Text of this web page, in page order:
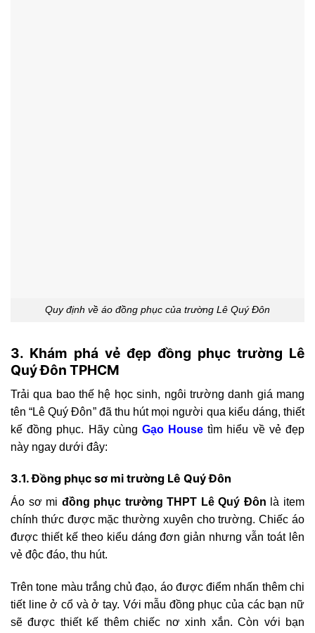
Quy định về áo đồng phục của trường Lê Quý Đôn
3. Khám phá vẻ đẹp đồng phục trường Lê
Quý Đôn TPHCM
Trải qua bao thế hệ học sinh, ngôi trường danh giá mang
tên “Lê Quý Đôn” đã thu hút mọi người qua kiểu dáng, thiết
kế đồng phục. Hãy cùng Gạo House tìm hiểu về vẻ đẹp
này ngay dưới đây:
3.1. Đồng phục sơ mi trường Lê Quý Đôn
Áo sơ mi đồng phục trường THPT Lê Quý Đôn là item
chính thức được mặc thường xuyên cho trường. Chiếc áo
được thiết kế theo kiểu dáng đơn giản nhưng vẫn toát lên
vẻ độc đáo, thu hút.
Trên tone màu trắng chủ đạo, áo được điểm nhấn thêm chi
tiết line ở cổ và ở tay. Với mẫu đồng phục của các bạn nữ
sẽ được thiết kế thêm chiếc nơ xinh xắn. Còn với bạn